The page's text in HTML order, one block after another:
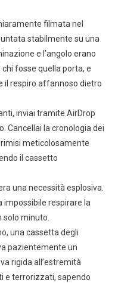
filmata nel
stabilmente su una
e l’angolo erano
fosse quella porta, e
il respiro affannoso dietro
inviai tramite AirDrop
Cancellai la cronologia dei
meticolosamente
il cassetto
una necessità esplosiva.
impossibile respirare la
solo minuto.
una cassetta degli
pazientemente un
rigida all’estremità
e terrorizzati, sapendo